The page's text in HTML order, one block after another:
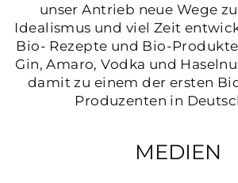
unser Antrieb neue Wege
Idealismus und viel Zeit
Bio- Rezepte und Bio-
Gin, Amaro, Vodka und
damit zu einem der ersten
Produzenten in
MEDIEN